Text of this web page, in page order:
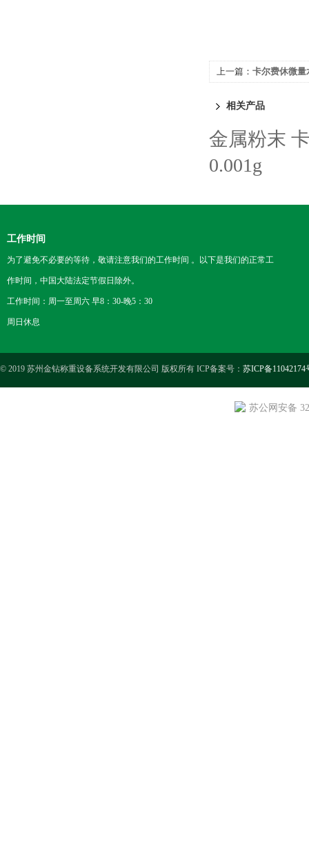
上一篇： 卡尔费休微量
相关产品
金属粉末
0.001g
工作时间
为了避免不必要的等待，敬请注意我们的工作时间 。以下是我们的正常工
作时间，中国大陆法定节假日除外。
工作时间：周一至周六 早8：30-晚5：30
周日休息
© 2019 苏州金钻称重设备系统开发有限公司 版权所有 ICP备案号： 苏ICP备11042174
苏公网安备